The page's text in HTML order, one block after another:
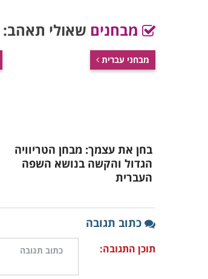
מבחנים שאולי תאהב:
מבחני עברית
בחן את עצמך: מבחן הטריוויה
הגדול והקשה בנושא השפה
העברית
כתוב תגובה
תוכן התגובה: